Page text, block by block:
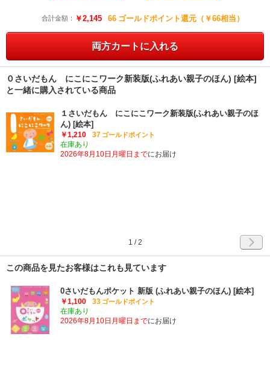
合計金額： ￥2,145 66 ゴールドポイント還元（￥66相当）
両方カートに入れる
０さいだもん にこにこワーク新装版(ふれあい親子のほん) [絵本]
と一緒に購入されている商品
１さいだもん にこにこワーク新装版(ふれあい親子のほ
ん) [絵本]
￥1,210 37 ゴールドポイント
在庫あり
2026年8月10日月曜日までにお届け
1 /2
この商品を見たお客様はこれも見ています
0さいだもんポケット 新版 (ふれあい親子のほん) [絵本]
￥1,100 33 ゴールドポイント
在庫あり
2026年8月10日月曜日までにお届け